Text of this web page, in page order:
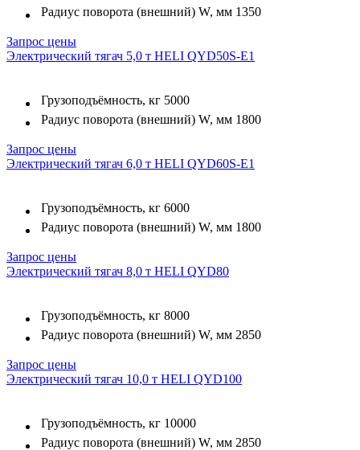
Радиус поворота (внешний) W, мм 1350
Запрос цены
Электрический тягач 5,0 т HELI QYD50S-E1
Грузоподъёмность, кг 5000
Радиус поворота (внешний) W, мм 1800
Запрос цены
Электрический тягач 6,0 т HELI QYD60S-E1
Грузоподъёмность, кг 6000
Радиус поворота (внешний) W, мм 1800
Запрос цены
Электрический тягач 8,0 т HELI QYD80
Грузоподъёмность, кг 8000
Радиус поворота (внешний) W, мм 2850
Запрос цены
Электрический тягач 10,0 т HELI QYD100
Грузоподъёмность, кг 10000
Радиус поворота (внешний) W, мм 2850